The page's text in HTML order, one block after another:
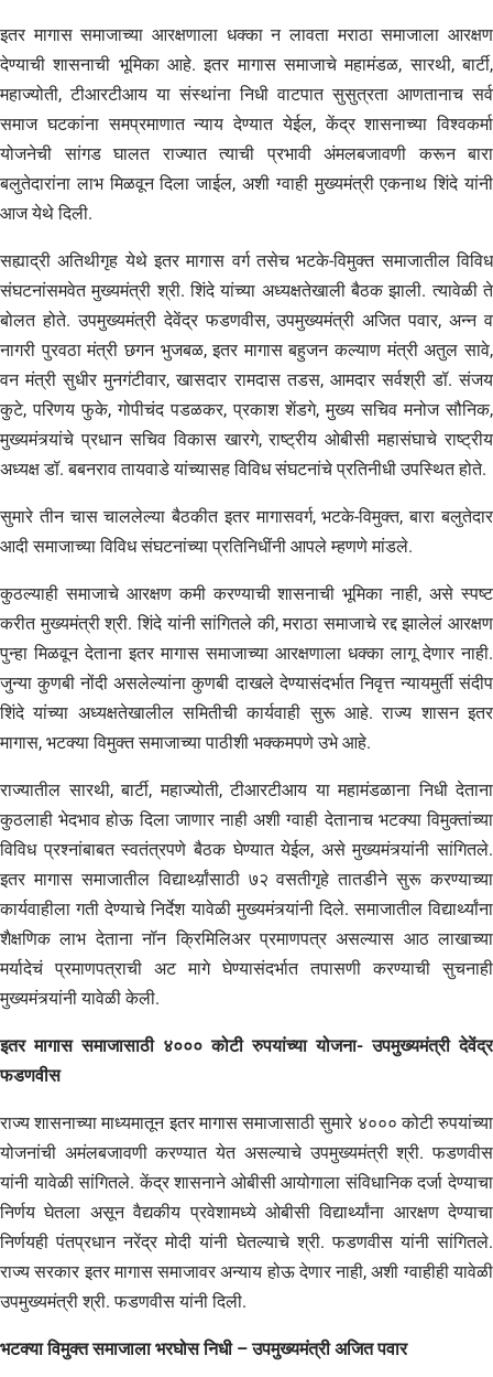
इतर मागास समाजाच्या आरक्षणाला धक्का न लावता मराठा समाजाला आरक्षण
देण्याची शासनाची भूमिका आहे. इतर मागास समाजाचे महामंडळ, सारथी, बार्टी,
महाज्योती, टीआरटीआय या संस्थांना निधी वाटपात सुसुत्रता आणतानाच सर्व
समाज घटकांना समप्रमाणात न्याय देण्यात येईल, केंद्र शासनाच्या विश्वकर्मा
योजनेची सांगड घालत राज्यात त्याची प्रभावी अंमलबजावणी करून बारा
बलुतेदारांना लाभ मिळवून दिला जाईल, अशी ग्वाही मुख्यमंत्री एकनाथ शिंदे यांनी
आज येथे दिली.
सह्याद्री अतिथीगृह येथे इतर मागास वर्ग तसेच भटके-विमुक्त समाजातील विविध
संघटनांसमवेत मुख्यमंत्री श्री. शिंदे यांच्या अध्यक्षतेखाली बैठक झाली. त्यावेळी ते
बोलत होते. उपमुख्यमंत्री देवेंद्र फडणवीस, उपमुख्यमंत्री अजित पवार, अन्न व
नागरी पुरवठा मंत्री छगन भुजबळ, इतर मागास बहुजन कल्याण मंत्री अतुल सावे,
वन मंत्री सुधीर मुनगंटीवार, खासदार रामदास तडस, आमदार सर्वश्री डॉ. संजय
कुटे, परिणय फुके, गोपीचंद पडळकर, प्रकाश शेंडगे, मुख्य सचिव मनोज सौनिक,
मुख्यमंत्र्यांचे प्रधान सचिव विकास खारगे, राष्ट्रीय ओबीसी महासंघाचे राष्ट्रीय
अध्यक्ष डॉ. बबनराव तायवाडे यांच्यासह विविध संघटनांचे प्रतिनीधी उपस्थित होते.
सुमारे तीन चास चाललेल्या बैठकीत इतर मागासवर्ग, भटके-विमुक्त, बारा बलुतेदार
आदी समाजाच्या विविध संघटनांच्या प्रतिनिधींनी आपले म्हणणे मांडले.
कुठल्याही समाजाचे आरक्षण कमी करण्याची शासनाची भूमिका नाही, असे स्पष्ट
करीत मुख्यमंत्री श्री. शिंदे यांनी सांगितले की, मराठा समाजाचे रद्द झालेलं आरक्षण
पुन्हा मिळवून देताना इतर मागास समाजाच्या आरक्षणाला धक्का लागू देणार नाही.
जुन्या कुणबी नोंदी असलेल्यांना कुणबी दाखले देण्यासंदर्भात निवृत्त न्यायमुर्ती संदीप
शिंदे यांच्या अध्यक्षतेखालील समितीची कार्यवाही सुरू आहे. राज्य शासन इतर
मागास, भटक्या विमुक्त समाजाच्या पाठीशी भक्कमपणे उभे आहे.
राज्यातील सारथी, बार्टी, महाज्योती, टीआरटीआय या महामंडळाना निधी देताना
कुठलाही भेदभाव होऊ दिला जाणार नाही अशी ग्वाही देतानाच भटक्या विमुक्तांच्या
विविध प्रश्नांबाबत स्वतंत्रपणे बैठक घेण्यात येईल, असे मुख्यमंत्र्यांनी सांगितले.
इतर मागास समाजातील विद्यार्थ्य़ांसाठी ७२ वसतीगृहे तातडीने सुरू करण्याच्या
कार्यवाहीला गती देण्याचे निर्देश यावेळी मुख्यमंत्र्यांनी दिले. समाजातील विद्यार्थ्यांना
शैक्षणिक लाभ देताना नॉन क्रिमिलिअर प्रमाणपत्र असल्यास आठ लाखाच्या
मर्यादेचं प्रमाणपत्राची अट मागे घेण्यासंदर्भात तपासणी करण्याची सुचनाही
मुख्यमंत्र्यांनी यावेळी केली.
इतर मागास समाजासाठी ४००० कोटी रुपयांच्या योजना- उपमुख्यमंत्री देवेंद्र
फडणवीस
राज्य शासनाच्या माध्यमातून इतर मागास समाजासाठी सुमारे ४००० कोटी रुपयांच्या
योजनांची अमंलबजावणी करण्यात येत असल्याचे उपमुख्यमंत्री श्री. फडणवीस
यांनी यावेळी सांगितले. केंद्र शासनाने ओबीसी आयोगाला संविधानिक दर्जा देण्याचा
निर्णय घेतला असून वैद्यकीय प्रवेशामध्ये ओबीसी विद्यार्थ्यांना आरक्षण देण्याचा
निर्णयही पंतप्रधान नरेंद्र मोदी यांनी घेतल्याचे श्री. फडणवीस यांनी सांगितले.
राज्य सरकार इतर मागास समाजावर अन्याय होऊ देणार नाही, अशी ग्वाहीही यावेळी
उपमुख्यमंत्री श्री. फडणवीस यांनी दिली.
भटक्या विमुक्त समाजाला भरघोस निधी – उपमुख्यमंत्री अजित पवार